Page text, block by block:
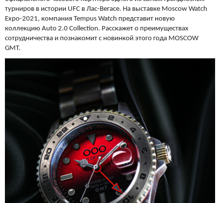
турниров в истории UFC в Лас-Вегасе. На выставке Moscow Watch
Expo-2021, компания Tempus Watch представит новую
коллекцию Auto 2.0 Collection. Расскажет о преимуществах
сотрудничества и познакомит с новинкой этого года MOSCOW
GMT.